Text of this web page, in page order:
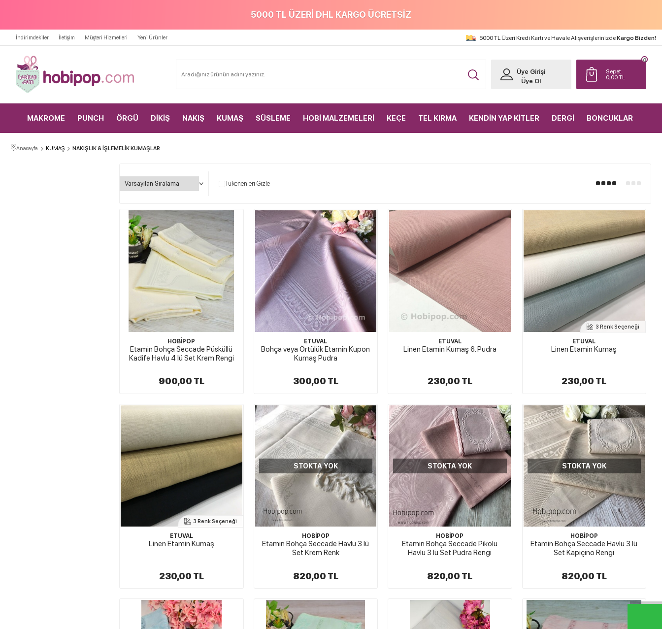
5000 TL ÜZERİ DHL KARGO ÜCRETSİZ
İndirimdekiler İletişim Müşteri Hizmetleri Yeni Ürünler 5000 TL Üzeri Kredi Kartı ve Havale AlışverişlerinizdeKargo Bizden!
Sepet
0,00TL
0
Üye Girişi
Üye Ol
MAKROME PUNCH ÖRGÜ DİKİŞ NAKIŞ KUMAŞ SÜSLEME HOBİ MALZEMELERİ KEÇE TEL KIRMA KENDİN YAP KİTLER DERGİ BONCUKLAR
Anasayfa KUMAŞ NAKIŞLIK & İŞLEMELİK KUMAŞLAR
Tükenenleri Gizle
HOBİPOP
Etamin Bohça Seccade Püsküllü
Kadife Havlu 4 lü Set Krem Rengi
900,00 TL
ETUVAL
Bohça veya Örtülük Etamin Kupon
Kumaş Pudra
300,00 TL
ETUVAL
Linen Etamin Kumaş 6. Pudra
230,00 TL
3 Renk Seçeneği
ETUVAL
Linen Etamin Kumaş
230,00 TL
3 Renk Seçeneği
ETUVAL
Linen Etamin Kumaş
230,00 TL
STOKTA YOK
HOBİPOP
Etamin Bohça Seccade Havlu 3 lü
Set Krem Renk
820,00 TL
STOKTA YOK
HOBİPOP
Etamin Bohça Seccade Pikolu
Havlu 3 lü Set Pudra Rengi
820,00 TL
STOKTA YOK
HOBİPOP
Etamin Bohça Seccade Havlu 3 lü
Set Kapiçino Rengi
820,00 TL